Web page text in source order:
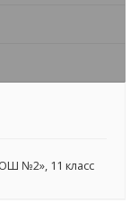
№2», 11 класс